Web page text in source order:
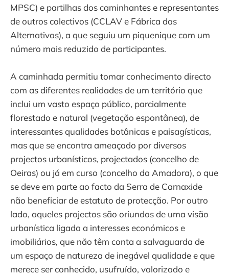
MPSC) e partilhas dos caminhantes e representantes
de outros colectivos (CCLAV e Fábrica das
Alternativas), a que seguiu um piquenique com um
número mais reduzido de participantes.
A caminhada permitiu tomar conhecimento directo
com as diferentes realidades de um território que
inclui um vasto espaço público, parcialmente
florestado e natural (vegetação espontânea), de
interessantes qualidades botânicas e paisagísticas,
mas que se encontra ameaçado por diversos
projectos urbanísticos, projectados (concelho de
Oeiras) ou já em curso (concelho da Amadora), o que
se deve em parte ao facto da Serra de Carnaxide
não beneficiar de estatuto de protecção. Por outro
lado, aqueles projectos são oriundos de uma visão
urbanística ligada a interesses económicos e
imobiliários, que não têm conta a salvaguarda de
um espaço de natureza de inegável qualidade e que
merece ser conhecido, usufruído, valorizado e